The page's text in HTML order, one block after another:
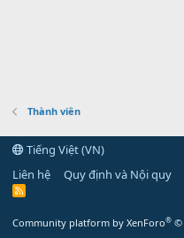
Thành viên
Tiếng Việt (VN)
Liên hệ
Quy định và Nội quy
R
Community platform by XenForo® ©